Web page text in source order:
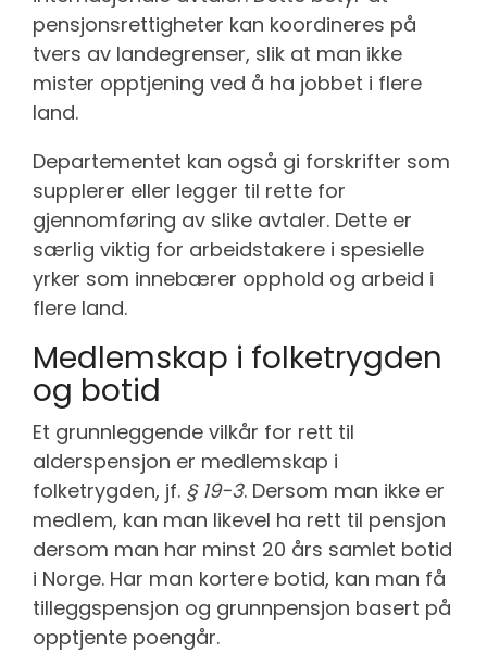
pensjonsrettigheter kan koordineres på
tvers av landegrenser, slik at man ikke
mister opptjening ved å ha jobbet i flere
land.
Departementet kan også gi forskrifter som
supplerer eller legger til rette for
gjennomføring av slike avtaler. Dette er
særlig viktig for arbeidstakere i spesielle
yrker som innebærer opphold og arbeid i
flere land.
Medlemskap i folketrygden
og botid
Et grunnleggende vilkår for rett til
alderspensjon er medlemskap i
folketrygden, jf. § 19-3. Dersom man ikke er
medlem, kan man likevel ha rett til pensjon
dersom man har minst 20 års samlet botid
i Norge. Har man kortere botid, kan man få
tilleggspensjon og grunnpensjon basert på
opptjente poengår.